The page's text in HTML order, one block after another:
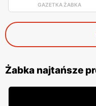
GAZETKA ŻABKA
Żabka najtańsze